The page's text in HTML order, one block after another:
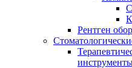
Рентген